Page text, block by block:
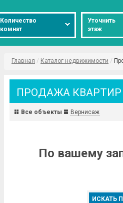
Количество
комнат
Уточнить
этаж
Главная / Каталог недвижимости /
ПРОДАЖА КВАРТИР
Все объекты Вернисаж
По вашему
ИСКАТЬ